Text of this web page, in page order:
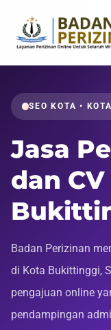
SEO KOTA •
Jasa
dan
Badan Perizinan
di Kota Bukittinggi,
pengajuan online
pendampingan